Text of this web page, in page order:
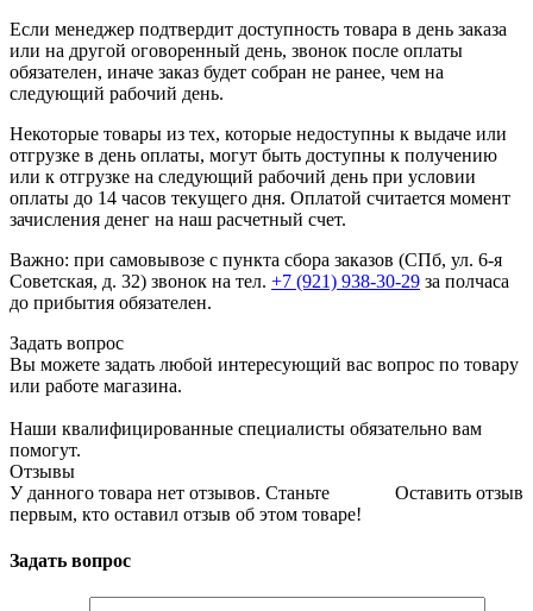
Если менеджер подтвердит доступность товара в день заказа
или на другой оговоренный день, звонок после оплаты
обязателен, иначе заказ будет собран не ранее, чем на
следующий рабочий день.
Некоторые товары из тех, которые недоступны к выдаче или
отгрузке в день оплаты, могут быть доступны к получению
или к отгрузке на следующий рабочий день при условии
оплаты до 14 часов текущего дня. Оплатой считается момент
зачисления денег на наш расчетный счет.
Важно: при самовывозе с пункта сборa заказов (СПб, ул. 6-я
Советская, д. 32) звонок на тел. +7 (921) 938-30-29 за полчаса
до прибытия обязателен.
Задать вопрос
Вы можете задать любой интересующий вас вопрос по товару
или работе магазина.
Наши квалифицированные специалисты обязательно вам
помогут.
Отзывы
Оставить отзыв
У данного товара нет отзывов. Станьте
первым, кто оставил отзыв об этом товаре!
Задать вопрос